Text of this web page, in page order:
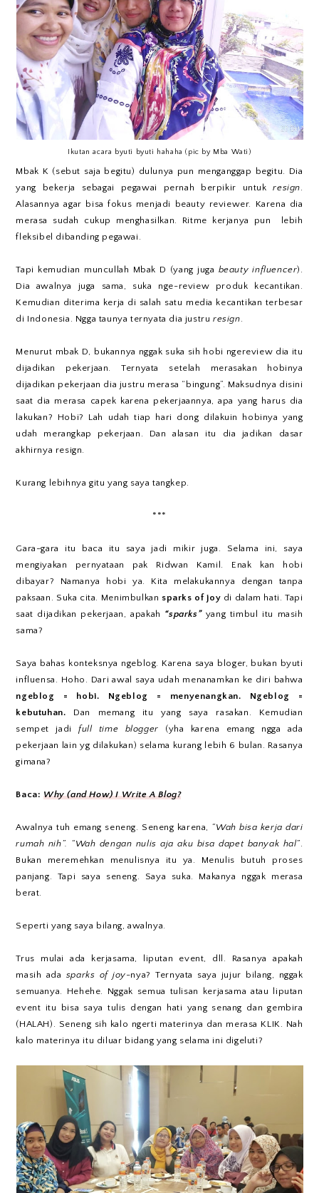
Ikutan acara byuti byuti hahaha (pic by Mba Wati)
Mbak K (sebut saja begitu) dulunya pun menganggap begitu. Dia
yang bekerja sebagai pegawai pernah berpikir untukresign
Alasannya agar bisa fokus menjadi beauty reviewer. Karena dia
merasa sudah cukup menghasilkan. Ritme kerjanya pun lebih
fleksibel dibanding pegawai.
Tapi kemudian muncullah Mbak D (yang juga beauty influencer).
Dia awalnya juga sama, suka nge-review produk kecantikan.
Kemudian diterima kerja di salah satu media kecantikan terbesar
di Indonesia. Ngga taunya ternyata dia justruresign
Menurut mbak D, bukannya nggak suka sih hobi ngereview dia itu
dijadikan pekerjaan. Ternyata setelah merasakan hobinya
dijadikan pekerjaan dia justru merasa “bingung”. Maksudnya disini
saat dia merasa capek karena pekerjaannya, apa yang harus dia
lakukan? Hobi? Lah udah tiap hari dong dilakuin hobinya yang
udah merangkap pekerjaan. Dan alasan itu dia jadikan dasar
akhirnya resign.
Kurang lebihnya gitu yang saya tangkep.
***
Gara-gara itu baca itu saya jadi mikir juga. Selama ini, saya
mengiyakan pernyataan pak Ridwan Kamil. Enak kan hobi
dibayar? Namanya hobi ya. Kita melakukannya dengan tanpa
paksaan. Suka cita. Menimbulkan sparks of joy di dalam hati. Tapi
saat dijadikan pekerjaan, apakah “sparks”yang timbul itu masih
sama?
Saya bahas konteksnya ngeblog. Karena saya bloger, bukan byuti
influensa. Hoho. Dari awal saya udah menanamkan ke diri bahwa
ngeblog = hobi. Ngeblog = menyenangkan. Ngeblog =
kebutuhan. Dan memang itu yang saya rasakan. Kemudian
sempet jadifull time blogger (yha karena emang ngga ada
pekerjaan lain yg dilakukan) selama kurang lebih 6 bulan. Rasanya
gimana?
Baca:Why (and How) I Write A Blog?
Awalnya tuh emang seneng. Seneng karena, “Wah bisa kerja dari
rumah nih”. “Wah dengan nulis aja aku bisa dapet banyak hal”
Bukan meremehkan menulisnya itu ya. Menulis butuh proses
panjang. Tapi saya seneng. Saya suka. Makanya nggak merasa
berat.
Seperti yang saya bilang, awalnya.
Trus mulai ada kerjasama, liputan event, dll. Rasanya apakah
masih ada sparks of joy-nya? Ternyata saya jujur bilang, nggak
semuanya. Hehehe. Nggak semua tulisan kerjasama atau liputan
event itu bisa saya tulis dengan hati yang senang dan gembira
(HALAH). Seneng sih kalo ngerti materinya dan merasa KLIK. Nah
kalo materinya itu diluar bidang yang selama ini digeluti?